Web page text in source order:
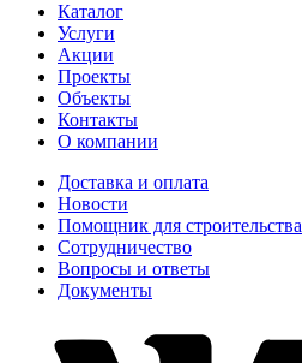
Каталог
Услуги
Акции
Проекты
Объекты
Контакты
О компании
Доставка и оплата
Новости
Помощник для строительства
Сотрудничество
Вопросы и ответы
Документы